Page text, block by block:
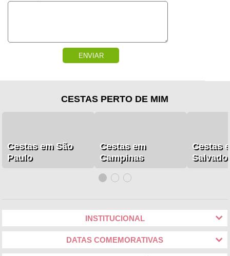
ENVIAR
CESTAS PERTO DE MIM
Cestas em São
Paulo
Cestas em
Campinas
Cestas
INSTITUCIONAL
DATAS COMEMORATIVAS